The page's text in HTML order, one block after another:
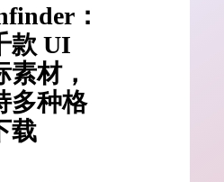
：
款 UI
素材，
多种格
载